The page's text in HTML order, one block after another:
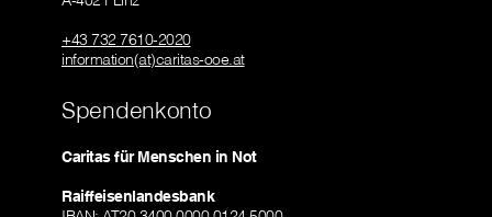
+43 732 7610-2020
information(at)caritas-ooe.at
Spendenkonto
Caritas für Menschen in Not
Raiffeisenlandesbank